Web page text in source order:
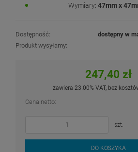
Wymiary: 47mm x
Dostępność:
dostępny w
Produkt wysyłamy:
247,40 zł
zawiera 23.00% VAT, bez
Cena netto:
szt.
DO KOSZYKA